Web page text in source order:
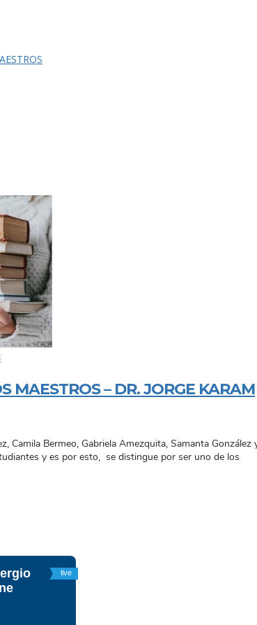
MAESTROS – DR. JORGE KARAM
Camila Bermeo, Gabriela Amezquita, Samanta
y es por esto, se distingue por ser uno de los